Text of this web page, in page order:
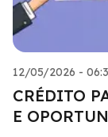
12/05/2026 -
CRÉDITO
E